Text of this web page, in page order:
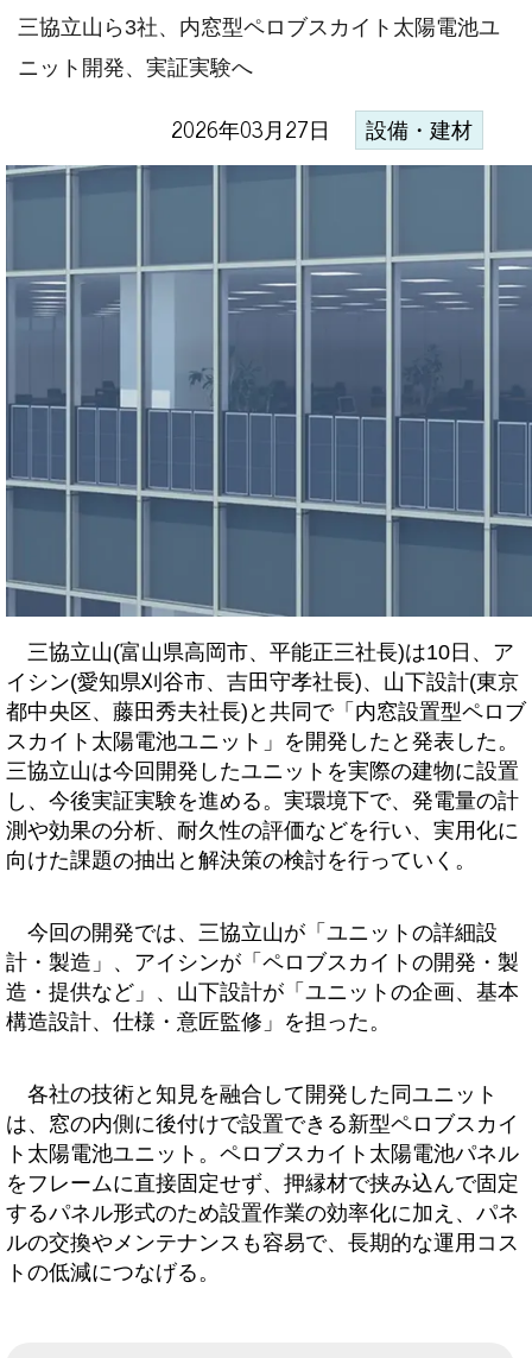
三協立山ら3社、内窓型ペロブスカイト太陽電池ユ
ニット開発、実証実験へ
2026年03月27日 設備・建材
三協立山(富山県高岡市、平能正三社長)は10日、ア
イシン(愛知県刈谷市、吉田守孝社長)、山下設計(東京
都中央区、藤田秀夫社長)と共同で「内窓設置型ペロブ
スカイト太陽電池ユニット」を開発したと発表した。
三協立山は今回開発したユニットを実際の建物に設置
し、今後実証実験を進める。実環境下で、発電量の計
測や効果の分析、耐久性の評価などを行い、実用化に
向けた課題の抽出と解決策の検討を行っていく。
今回の開発では、三協立山が「ユニットの詳細設
計・製造」、アイシンが「ペロブスカイトの開発・製
造・提供など」、山下設計が「ユニットの企画、基本
構造設計、仕様・意匠監修」を担った。
各社の技術と知見を融合して開発した同ユニット
は、窓の内側に後付けで設置できる新型ペロブスカイ
ト太陽電池ユニット。ペロブスカイト太陽電池パネル
をフレームに直接固定せず、押縁材で挟み込んで固定
するパネル形式のため設置作業の効率化に加え、パネ
ルの交換やメンテナンスも容易で、長期的な運用コス
トの低減につなげる。